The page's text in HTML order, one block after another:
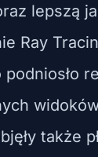
lepszą
Ray
także